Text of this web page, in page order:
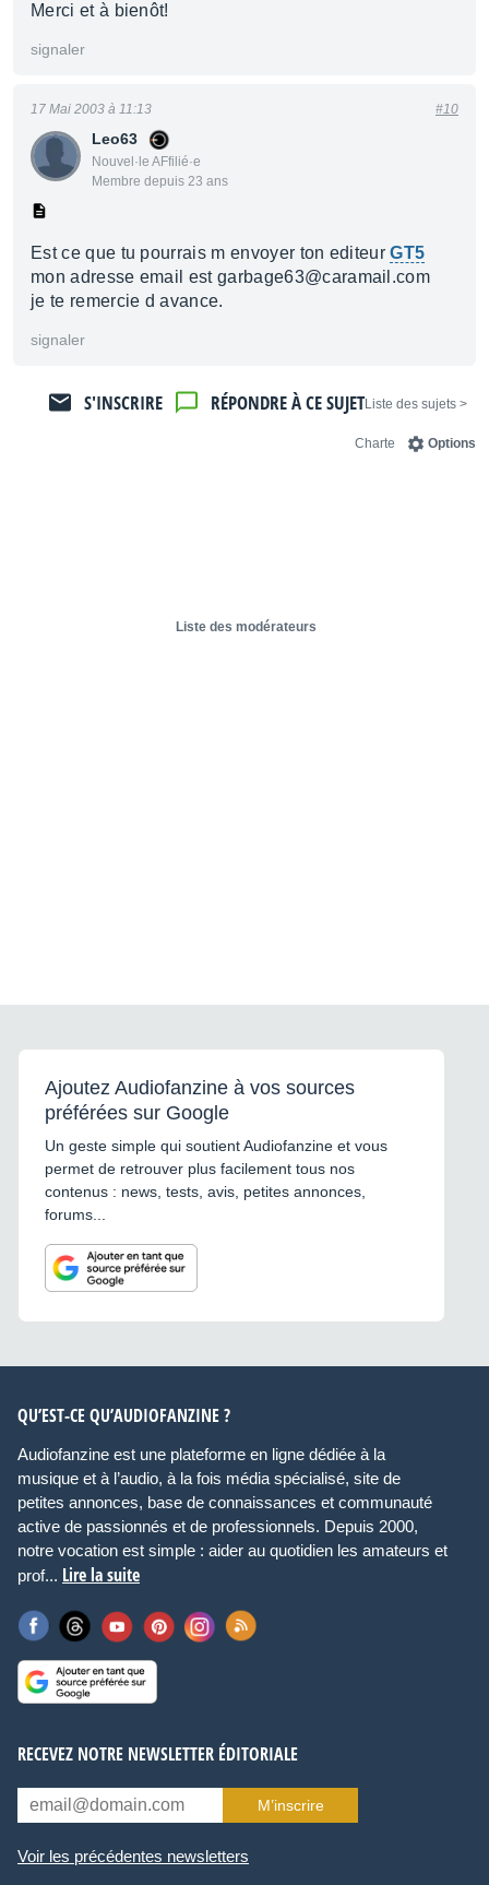
Merci et à bienôt!
signaler
Leo63
Nouvel·le AFfilié·e
Membre depuis 23 ans
17 Mai 2003 à 11:13 #10
Est ce que tu pourrais m envoyer ton editeurGT5
mon adresse email est garbage63@caramail.com
je te remercie d avance.
signaler
< Liste des sujets
RÉPONDRE À CE SUJET
S'INSCRIRE
Options
Charte
Liste des modérateurs
Ajoutez Audiofanzine à vos sources
préférées sur Google
Un geste simple qui soutient Audiofanzine et vous
permet de retrouver plus facilement tous nos
contenus : news, tests, avis, petites annonces,
forums...
QU’EST-CE QU’AUDIOFANZINE ?
Audiofanzine est une plateforme en ligne dédiée à la
musique et à l’audio, à la fois média spécialisé, site de
petites annonces, base de connaissances et communauté
active de passionnés et de professionnels. Depuis 2000,
notre vocation est simple : aider au quotidien les amateurs et
prof... Lire la suite
RECEVEZ NOTRE NEWSLETTER ÉDITORIALE
M’inscrire
Voir les précédentes newsletters